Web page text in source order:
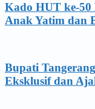
Kado HUT ke-
Anak Yatim dan
Bupati
Eksklusif dan